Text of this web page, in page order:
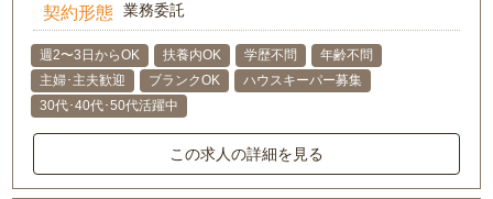
契約形態 業務委託
週2〜3日からOK 扶養内OK 学歴不問
年齢不問
主婦･主夫歓迎
ブランクOK
ハウスキーパー募集
30代･40代･50代活躍中
この求人の詳細を見る